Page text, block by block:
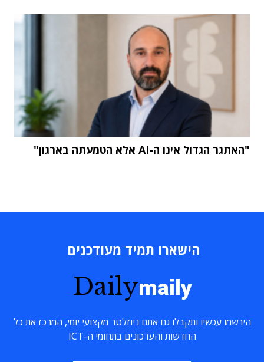
"האתגר הגדול אינו ה-AI אלא הטמעתה בארגון"
הישארו תמיד מעודכנים
Dailymaily
הירשמו עכשיו ותקבלו גם אתם ניוזלטר מקצועי יומי, המרכז את כל
החדשות והעדכונים בתחומי ה-ICT